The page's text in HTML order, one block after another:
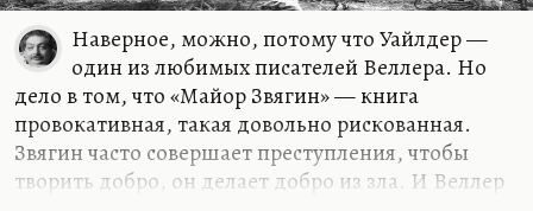
Наверное, можно, потому что Уайлдер —
один из любимых писателей Веллера. Но
дело в том, что «Майор Звягин» — книга
провокативная, такая довольно рискованная.
Звягин часто совершает преступления, чтобы
творить добро, он делает добро из зла. И Веллер